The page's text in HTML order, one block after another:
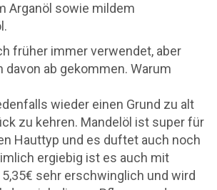
Arganöl sowie mildem
früher immer verwendet, aber
davon ab gekommen. Warum
wieder einen Grund zu alt
zu kehren. Mandelöl ist super für
Hauttyp und es duftet auch noch
ergiebig ist es auch mit
sehr erschwinglich und wird